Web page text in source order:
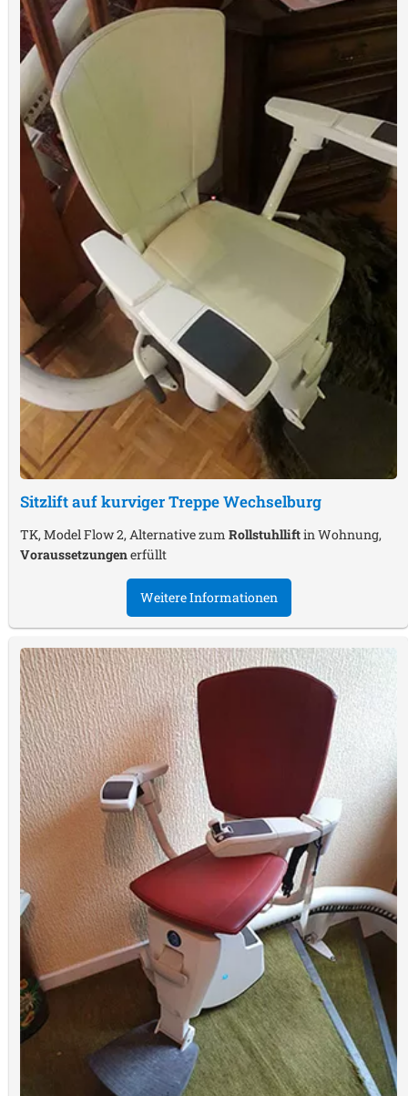
Sitzlift auf kurviger TreppeWechselburg
TK, Model Flow 2, Alternative zum Rollstuhlliftin Wohnung,
Voraussetzungenerfüllt
Weitere Informationen